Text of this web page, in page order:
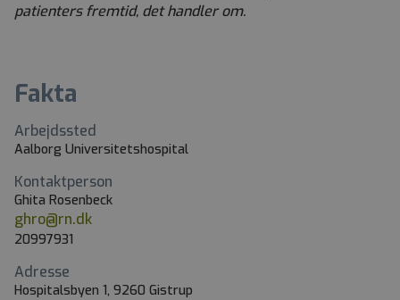
patienters fremtid, det handler om.
Fakta
Arbejdssted
Aalborg Universitetshospital
Kontaktperson
Ghita Rosenbeck
ghro@rn.dk
20997931
Adresse
Hospitalsbyen 1, 9260 Gistrup